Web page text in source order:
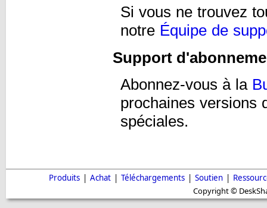
Si vous ne trouvez
notre Équipe de
Support
Abonnez-vous à la
prochaines versions
spéciales.
Produits | Achat | Téléchargements | Soutien |
Copyright ©